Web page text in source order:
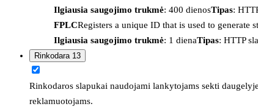
Ilgiausia saugojimo trukmė: 400 dienosTipas:
FPLCRegisters a unique ID that is used to generate
Ilgiausia saugojimo trukmė: 1 dienaTipas: HTTP
Rinkodara 13
Rinkodaros slapukai naudojami lankytojams sekti
reklamuotojams.